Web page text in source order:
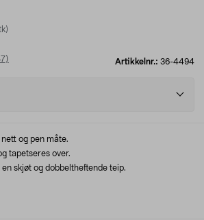
Artikkelnr.: 36-4494
)
og pen måte.
tapetseres over.
en skjøt og dobbeltheftende teip.